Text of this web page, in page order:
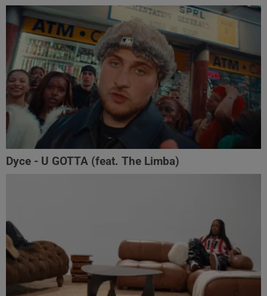
Dyce - U GOTTA (feat. The Limba)